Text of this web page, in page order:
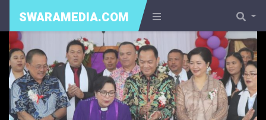
SWARAMEDIA.COM